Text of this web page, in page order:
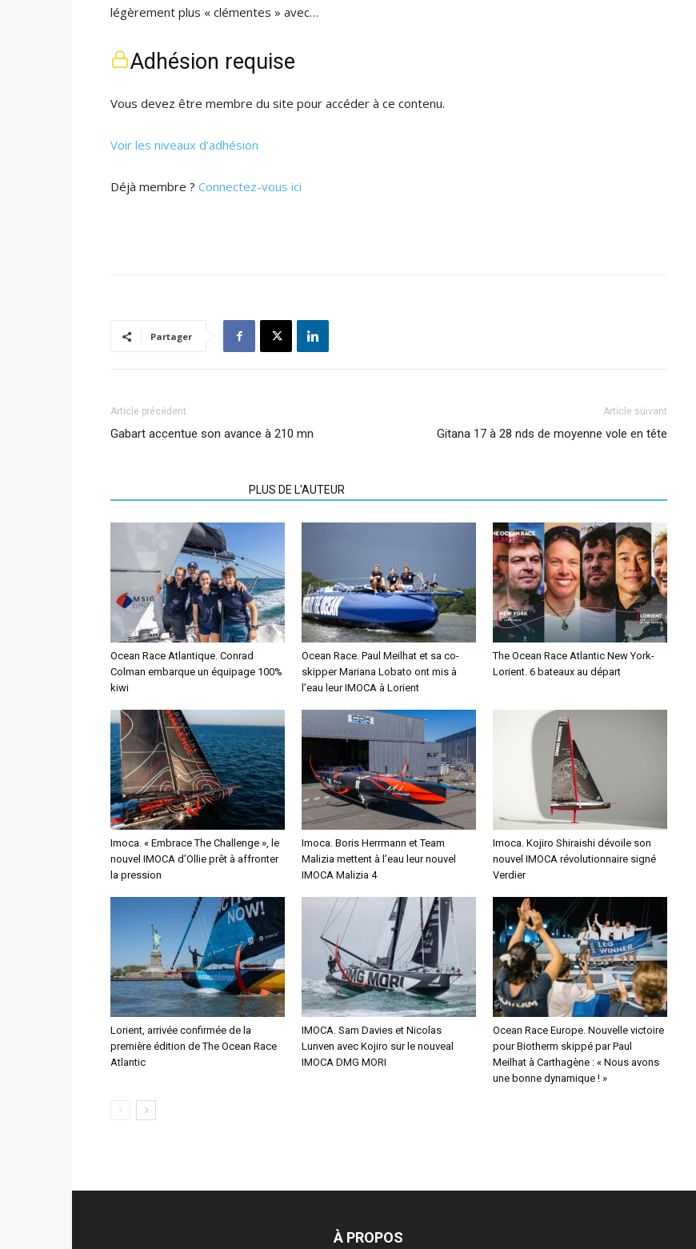
légèrement plus « clémentes » avec…
Adhésion requise
Vous devez être membre du site pour accéder à ce contenu.
Voir les niveaux d’adhésion
Déjà membre ? Connectez-vous ici
Partager
Article précédent
Gabart accentue son avance à 210 mn
Article suivant
Gitana 17 à 28 nds de moyenne vole en tête
PLUS DE L'AUTEUR
Ocean Race Atlantique. Conrad
Colman embarque un équipage 100%
kiwi
Ocean Race. Paul Meilhat et sa co-
skipper Mariana Lobato ont mis à
l’eau leur IMOCA à Lorient
The Ocean Race Atlantic New York-
Lorient. 6 bateaux au départ
Imoca. « Embrace The Challenge », le
nouvel IMOCA d’Ollie prêt à affronter
la pression
Imoca. Boris Herrmann et Team
Malizia mettent à l’eau leur nouvel
IMOCA Malizia 4
Imoca. Kojiro Shiraishi dévoile son
nouvel IMOCA révolutionnaire signé
Verdier
Lorient, arrivée confirmée de la
première édition de The Ocean Race
Atlantic
IMOCA. Sam Davies et Nicolas
Lunven avec Kojiro sur le nouveal
IMOCA DMG MORI
Ocean Race Europe. Nouvelle victoire
pour Biotherm skippé par Paul
Meilhat à Carthagène : « Nous avons
une bonne dynamique ! »
À PROPOS